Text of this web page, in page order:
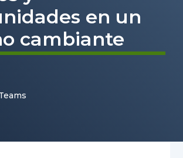
en un
cambiante